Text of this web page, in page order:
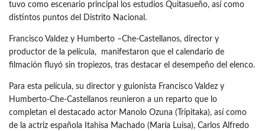
tuvo como escenario principal los estudios Quitasueño, así como
distintos puntos del Distrito Nacional.
Francisco Valdez y Humberto –Che-Castellanos, director y
productor de la película, manifestaron que el calendario de
filmación fluyó sin tropiezos, tras destacar el desempeño del elenco.
Para esta película, su director y guionista Francisco Valdez y
Humberto-Che-Castellanos reunieron a un reparto que lo
completan el destacado actor Manolo Ozuna (Tripitaka), así como
de la actriz española Itahisa Machado (María Luisa), Carlos Alfredo